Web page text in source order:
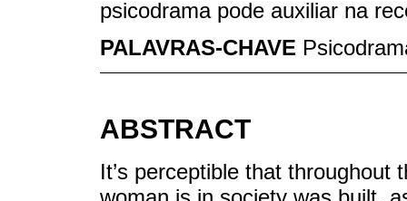
psicodrama pode auxiliar na
PALAVRAS-CHAVE
ABSTRACT
It’s perceptible that